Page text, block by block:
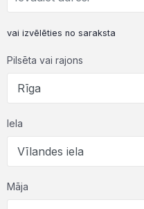
vai izvēlēties no saraksta
Pilsēta vai rajons
Iela
Māja